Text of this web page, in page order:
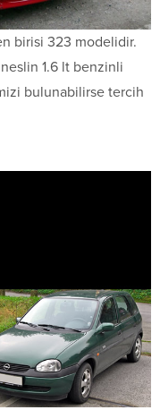
birisi 323 modelidir.
1.6 lt benzinli
bulunabilirse tercih